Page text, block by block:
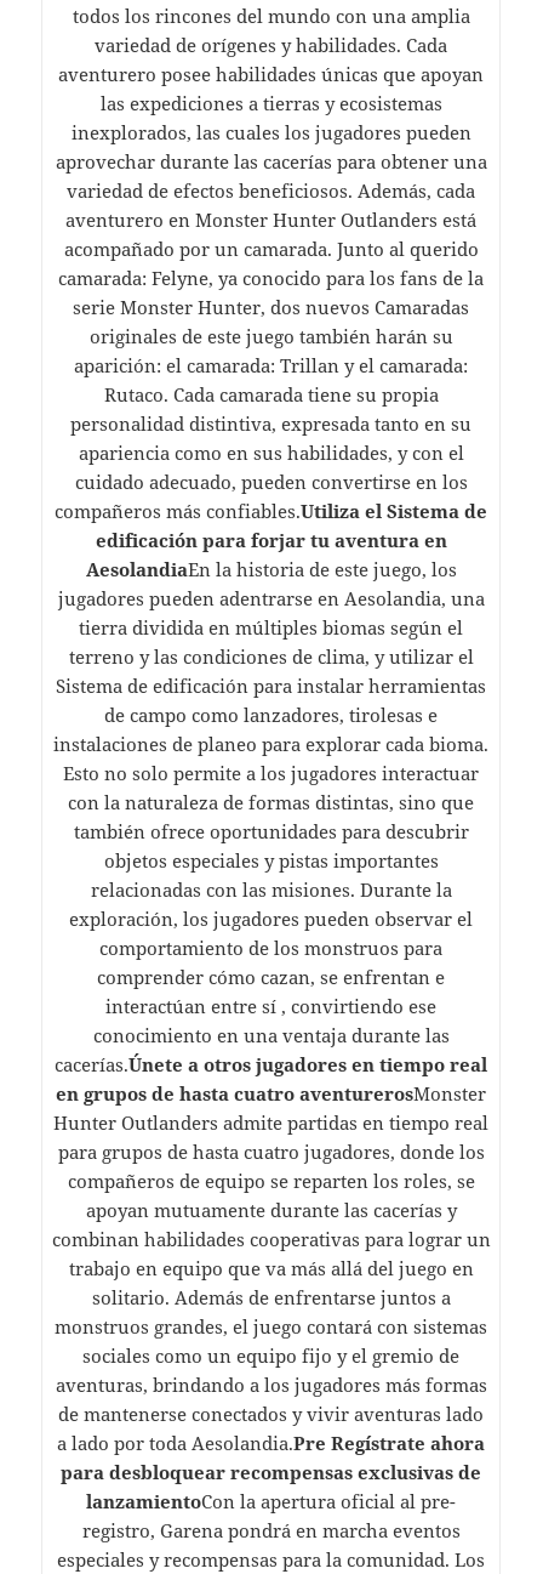
todos los rincones del mundo con una amplia
variedad de orígenes y habilidades. Cada
aventurero posee habilidades únicas que apoyan
las expediciones a tierras y ecosistemas
inexplorados, las cuales los jugadores pueden
aprovechar durante las cacerías para obtener una
variedad de efectos beneficiosos. Además, cada
aventurero en Monster Hunter Outlanders está
acompañado por un camarada. Junto al querido
camarada: Felyne, ya conocido para los fans de la
serie Monster Hunter, dos nuevos Camaradas
originales de este juego también harán su
aparición: el camarada: Trillan y el camarada:
Rutaco. Cada camarada tiene su propia
personalidad distintiva, expresada tanto en su
apariencia como en sus habilidades, y con el
cuidado adecuado, pueden convertirse en los
compañeros más confiables.Utiliza el Sistema de
edificación para forjar tu aventura en
AesolandiaEn la historia de este juego, los
jugadores pueden adentrarse en Aesolandia, una
tierra dividida en múltiples biomas según el
terreno y las condiciones de clima, y utilizar el
Sistema de edificación para instalar herramientas
de campo como lanzadores, tirolesas e
instalaciones de planeo para explorar cada bioma.
Esto no solo permite a los jugadores interactuar
con la naturaleza de formas distintas, sino que
también ofrece oportunidades para descubrir
objetos especiales y pistas importantes
relacionadas con las misiones. Durante la
exploración, los jugadores pueden observar el
comportamiento de los monstruos para
comprender cómo cazan, se enfrentan e
interactúan entre sí , convirtiendo ese
conocimiento en una ventaja durante las
cacerías.Únete a otros jugadores en tiempo real
en grupos de hasta cuatro aventurerosMonster
Hunter Outlanders admite partidas en tiempo real
para grupos de hasta cuatro jugadores, donde los
compañeros de equipo se reparten los roles, se
apoyan mutuamente durante las cacerías y
combinan habilidades cooperativas para lograr un
trabajo en equipo que va más allá del juego en
solitario. Además de enfrentarse juntos a
monstruos grandes, el juego contará con sistemas
sociales como un equipo fijo y el gremio de
aventuras, brindando a los jugadores más formas
de mantenerse conectados y vivir aventuras lado
a lado por toda Aesolandia.Pre Regístrate ahora
para desbloquear recompensas exclusivas de
lanzamientoCon la apertura oficial al pre-
registro, Garena pondrá en marcha eventos
especiales y recompensas para la comunidad. Los